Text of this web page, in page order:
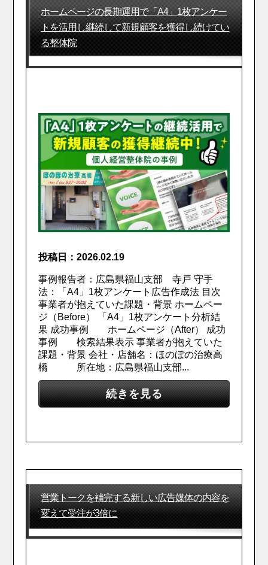
ホームページの長期運用で「A4」1枚アンケー
トを活用し継続して新規顧客を獲得し続けてい
る整体院
投稿日：2026.02.19
事例報告者：広島県福山支部 寺戸 守手
法：「A4」1枚アンケート広告作成法 目次
事業者が抱えていた課題・背景 ホームペー
ジ（Before） 「A4」1枚アンケート分析結
果 成功事例 ホームページ（After） 成功
事例 検索結果表示 事業者が抱えていた
課題・背景 会社・店舗名：ほのぼの治療高
橋 所在地：広島県福山支部...
続きを見る
営業トークを補完する新しい広告媒体の内容を
変えて受注が3倍に